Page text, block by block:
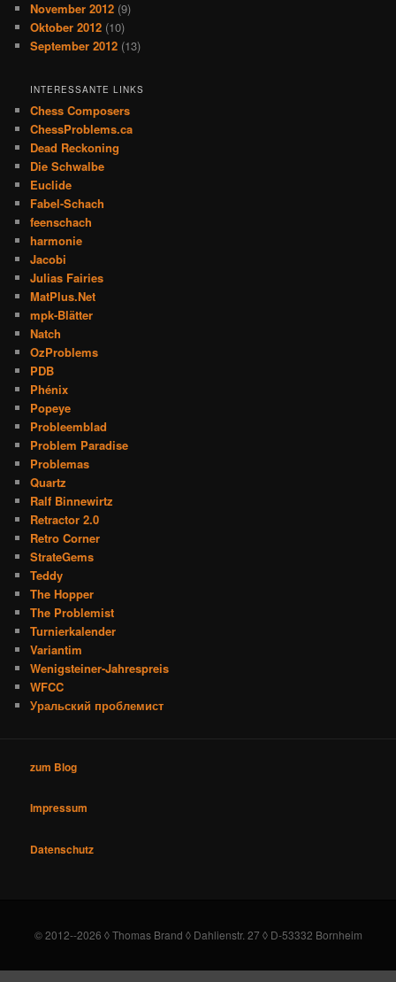
November 2012 (9)
Oktober 2012 (10)
September 2012 (13)
INTERESSANTE LINKS
Chess Composers
ChessProblems.ca
Dead Reckoning
Die Schwalbe
Euclide
Fabel-Schach
feenschach
harmonie
Jacobi
Julias Fairies
MatPlus.Net
mpk-Blätter
Natch
OzProblems
PDB
Phénix
Popeye
Probleemblad
Problem Paradise
Problemas
Quartz
Ralf Binnewirtz
Retractor 2.0
Retro Corner
StrateGems
Teddy
The Hopper
The Problemist
Turnierkalender
Variantim
Wenigsteiner-Jahrespreis
WFCC
Уральский проблемист
zum Blog
Impressum
Datenschutz
© 2012--2026 ◊ Thomas Brand ◊ Dahlienstr. 27 ◊ D-53332 Bornheim